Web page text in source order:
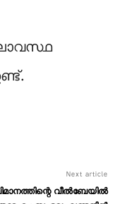
Next article
വീൽബേയിൽ